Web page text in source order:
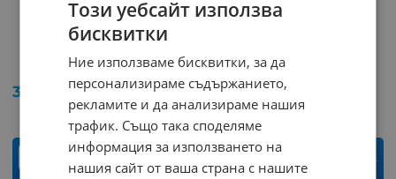
Арт.№: 249869
3.83 / 7.49 лв.
бр.
Арт.№: 248945
2.15 € / 4.21
бр.
Този уебсайт използва
бисквитки
Ние използваме бисквитки, за да
персонализираме съдържанието,
рекламите и да анализираме нашия
трафик. Също така споделяме
информация за използването на
нашия сайт от ваша страна с нашите